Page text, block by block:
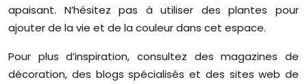
apaisant. N’hésitez pas à utiliser des plantes pour
ajouter de la vie et de la couleur dans cet espace.
Pour plus d’inspiration, consultez des magazines de
décoration, des blogs spécialisés et des sites web de